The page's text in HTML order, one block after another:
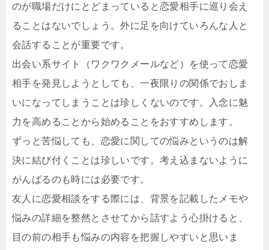
のが職場だけにとどまっていると恋愛相手に巡り会え
ることはないでしょう。外に足を向けていろんな人と
会話することが重要です。
出会い系サイト（ワクワクメールなど）を使って恋愛
相手を発見しようとしても、一夜限りの関係でおしま
いになってしまうことは珍しくないのです。入念に魅
力を高めることから始めることをおすすめします。
ずっと苦悩しても、恋愛に関しての悩みというのは解
決に結び付くことは珍しいです。考え込まないように
がんばるのも時には必要です。
友人に恋愛相談をする際には、背景を記載したメモや
悩みの詳細を整然とさせてから話すよう心掛けると、
目の前の相手も悩みの内容を把握しやすいと思いま